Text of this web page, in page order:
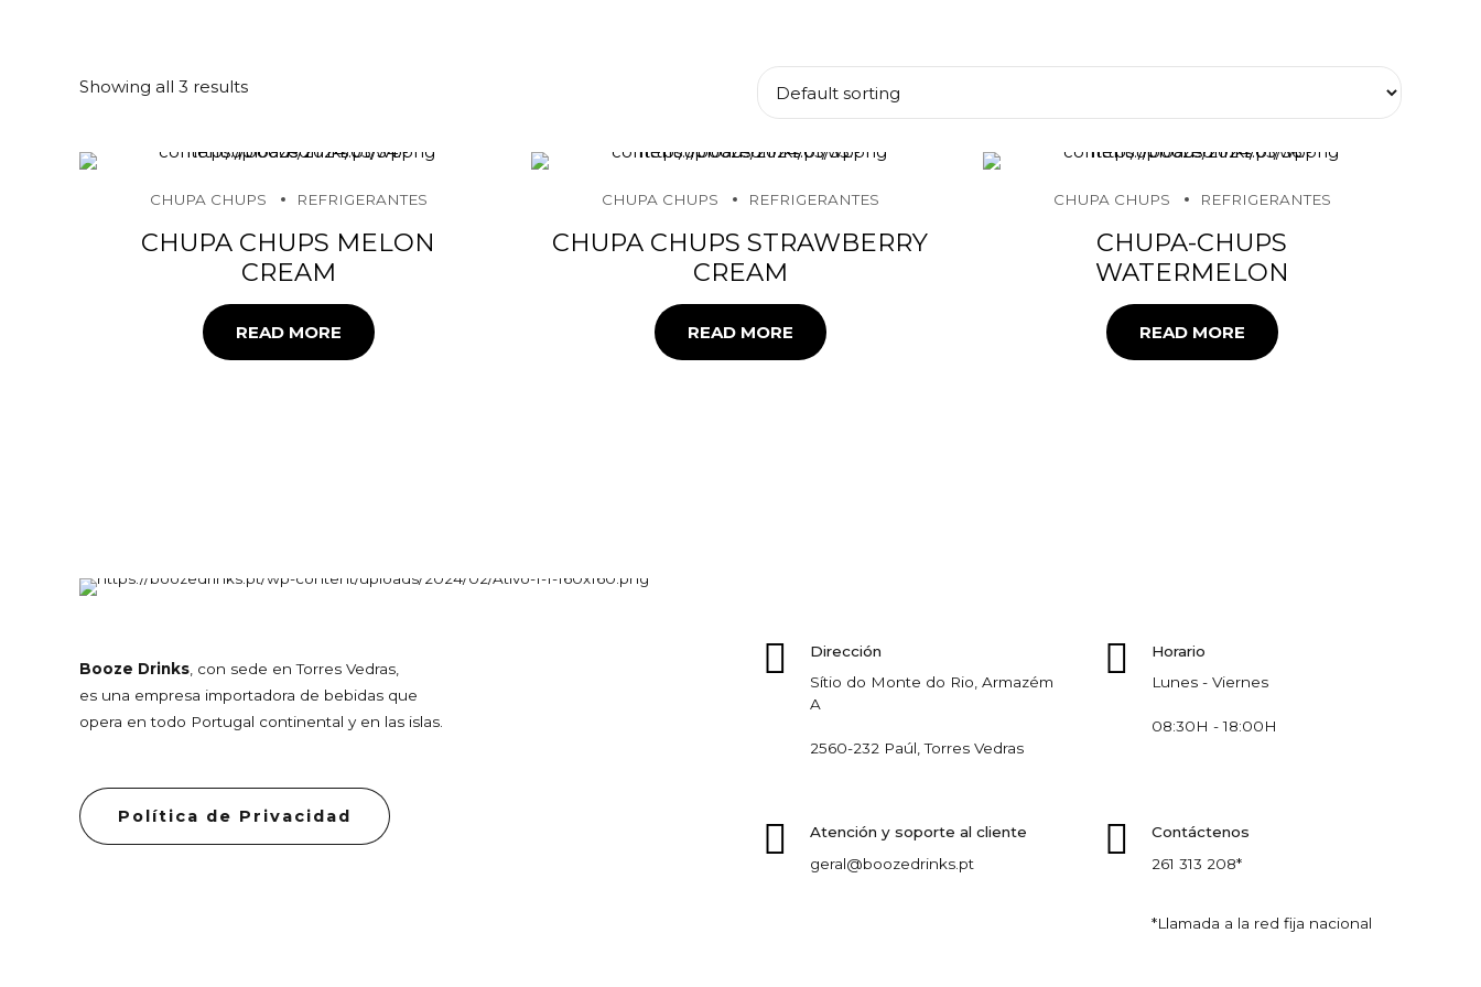
Showing all 3 results
CHUPA CHUPS REFRIGERANTES
CHUPA CHUPS MELON
CREAM
READ MORE
CHUPA CHUPS REFRIGERANTES
CHUPA CHUPS STRAWBERRY
CREAM
READ MORE
CHUPA CHUPS REFRIGERANTES
CHUPA-CHUPS
WATERMELON
READ MORE
Booze Drinks , con sede en Torres Vedras,
es una empresa importadora de bebidas que
opera en todo Portugal continental y en las islas.
Política de Privacidad
Dirección
Sítio do Monte do Rio, Armazém
A
2560-232 Paúl, Torres Vedras
Atención y soporte al cliente
geral@boozedrinks.pt
Horario
Lunes - Viernes
08:30H - 18:00H
Contáctenos
261 313 208*
*Llamada a la red fija nacional